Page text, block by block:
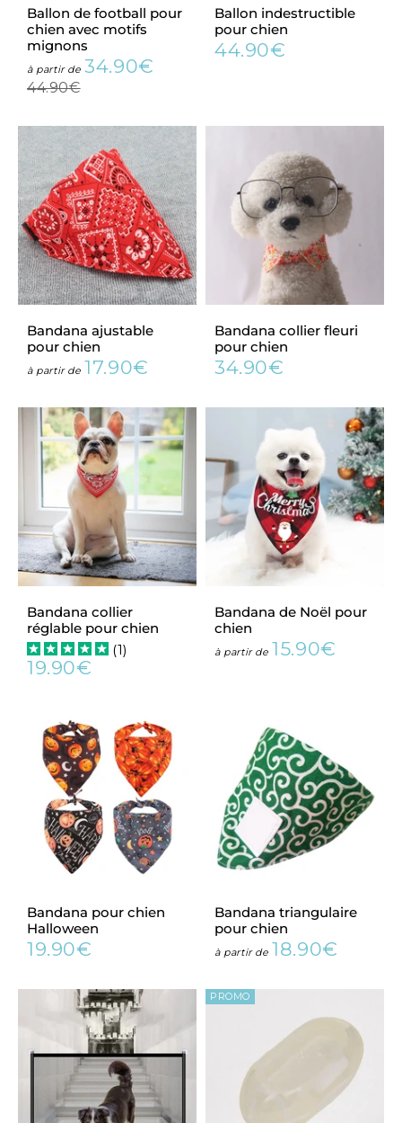
Ballon de football pour
chien avec motifs
mignons
à partir dePrix
34.90€
44.90€44.90€
Ballon indestructible
pour chien
Prix
44.90€
Bandana ajustable
pour chien
à partir de Prix
17.90€
Bandana collier fleuri
pour chien
Prix
34.90€
Bandana collier
réglable pour chien
(1)
Prix
19.90€
Bandana de Noël pour
chien
à partir de Prix
15.90€
Bandana pour chien
Halloween
Prix
19.90€
Bandana triangulaire
pour chien
à partir de Prix
18.90€
PROMO